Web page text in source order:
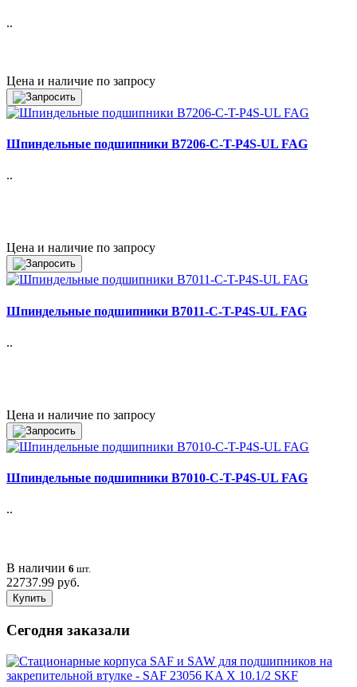
..
Цена и наличие по запросу
Шпиндельные подшипники B7206-C-T-P4S-UL FAG
..
Цена и наличие по запросу
Шпиндельные подшипники B7011-C-T-P4S-UL FAG
..
Цена и наличие по запросу
Шпиндельные подшипники B7010-C-T-P4S-UL FAG
..
В наличии 6 шт.
22737.99 руб.
Купить
Сегодня заказали